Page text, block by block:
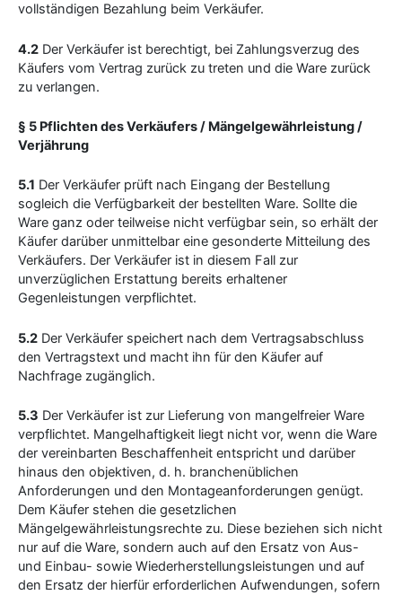
vollständigen Bezahlung beim Verkäufer.
4.2 Der Verkäufer ist berechtigt, bei Zahlungsverzug des
Käufers vom Vertrag zurück zu treten und die Ware zurück
zu verlangen.
§ 5 Pflichten des Verkäufers / Mängelgewährleistung /
Verjährung
5.1 Der Verkäufer prüft nach Eingang der Bestellung
sogleich die Verfügbarkeit der bestellten Ware. Sollte die
Ware ganz oder teilweise nicht verfügbar sein, so erhält der
Käufer darüber unmittelbar eine gesonderte Mitteilung des
Verkäufers. Der Verkäufer ist in diesem Fall zur
unverzüglichen Erstattung bereits erhaltener
Gegenleistungen verpflichtet.
5.2 Der Verkäufer speichert nach dem Vertragsabschluss
den Vertragstext und macht ihn für den Käufer auf
Nachfrage zugänglich.
5.3 Der Verkäufer ist zur Lieferung von mangelfreier Ware
verpflichtet. Mangelhaftigkeit liegt nicht vor, wenn die Ware
der vereinbarten Beschaffenheit entspricht und darüber
hinaus den objektiven, d. h. branchenüblichen
Anforderungen und den Montageanforderungen genügt.
Dem Käufer stehen die gesetzlichen
Mängelgewährleistungsrechte zu. Diese beziehen sich nicht
nur auf die Ware, sondern auch auf den Ersatz von Aus-
und Einbau- sowie Wiederherstellungsleistungen und auf
den Ersatz der hierfür erforderlichen Aufwendungen, sofern